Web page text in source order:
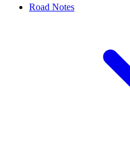
Road Notes